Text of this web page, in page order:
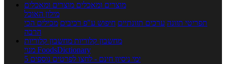
מוצרים ומאכלים מוצרים ומאכלים
מילון האוכל
תפריטי תזונה ערכים תזונתיים חיפוש ע"פ רכיבים מכילים הכי
הרבה
מחשבון קלוריות מחשבון קלוריות
מנוי FoodsDictionary
5 ימי ניסיון חינם - לחצו לפרטים נוספים